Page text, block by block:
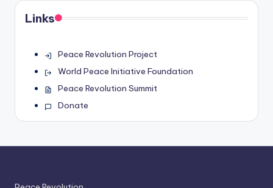
Links
Peace Revolution Project
World Peace Initiative Foundation
Peace Revolution Summit
Donate